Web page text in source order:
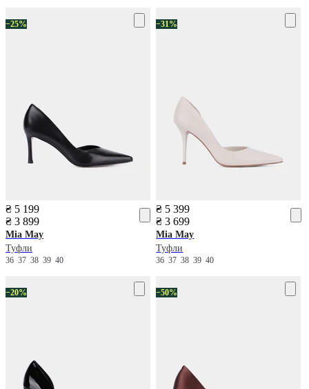
−25%
₴ 5 199
₴ 3 899
Mia May
Туфли
36 37 38 39 40
−31%
₴ 5 399
₴ 3 699
Mia May
Туфли
3637383940
−20% −50%